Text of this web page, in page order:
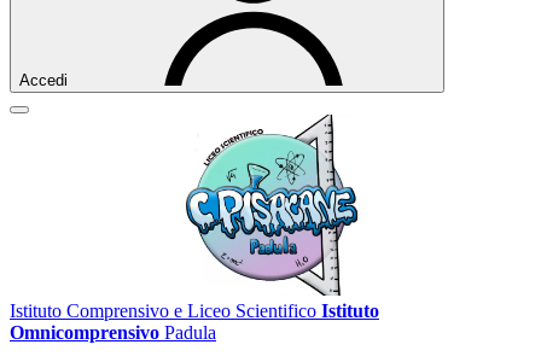
Accedi
Istituto Comprensivo e Liceo Scientifico Istituto
Omnicomprensivo Padula